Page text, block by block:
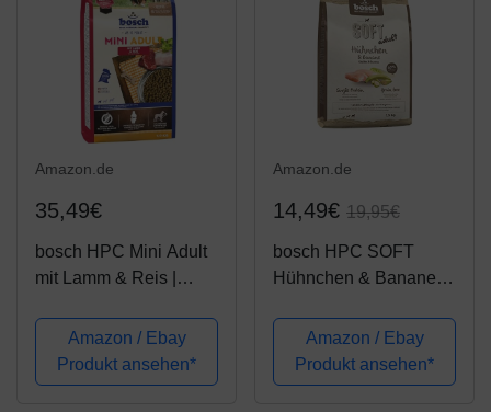
Amazon.de
35,49€
bosch HPC Mini Adult
mit Lamm & Reis |
ausgewachsene
Hunde kleiner Rassen,
1 x 15 kg
Amazon / Ebay
Produkt ansehen*
Amazon.de
14,49€ 19,95€
bosch HPC SOFT
Hühnchen & Banane |
Hundefutter für
ausgewachsene
Hunde aller Rassen |
Amazon / Ebay
Produkt ansehen*